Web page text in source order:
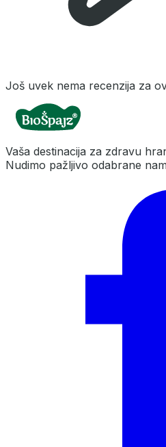
Još uvek nema recenzija za
Vaša destinacija za zdravu
Nudimo pažljivo odabrane